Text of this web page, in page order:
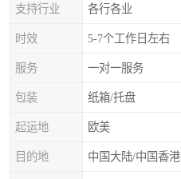
支持行业 各行各业
时效 5-7个工作日左右
服务 一对一服务
包装 纸箱/托盘
起运地 欧美
目的地 中国大陆/中国香港